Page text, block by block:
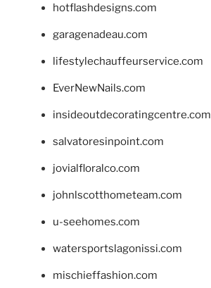
hotflashdesigns.com
garagenadeau.com
lifestylechauffeurservice.com
EverNewNails.com
insideoutdecoratingcentre.com
salvatoresinpoint.com
jovialfloralco.com
johnlscotthometeam.com
u-seehomes.com
watersportslagonissi.com
mischieffashion.com